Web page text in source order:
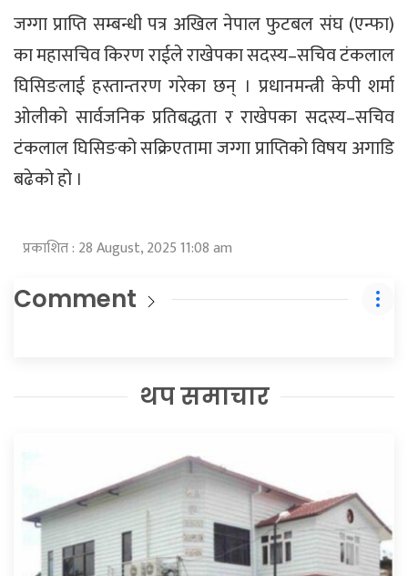
जग्गा प्राप्ति सम्बन्धी पत्र अखिल नेपाल फुटबल संघ (एन्फा)
का महासचिव किरण राईले राखेपका सदस्य–सचिव टंकलाल
घिसिङलाई हस्तान्तरण गरेका छन् । प्रधानमन्त्री केपी शर्मा
ओलीको सार्वजनिक प्रतिबद्धता र राखेपका सदस्य–सचिव
टंकलाल घिसिङको सक्रिएतामा जग्गा प्राप्तिको विषय अगाडि
बढेको हो ।
प्रकाशित : 28 August, 2025 11:08 am
Comment
थप समाचार